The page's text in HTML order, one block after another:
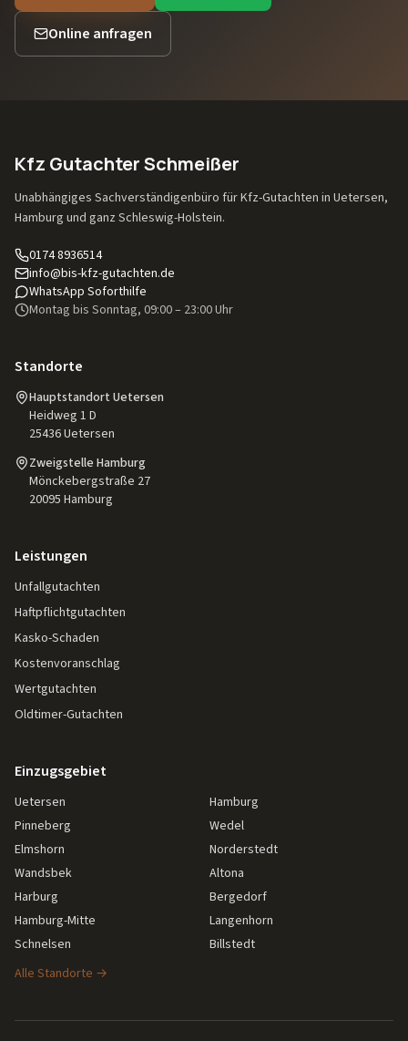
Online anfragen
Kfz Gutachter Schmeißer
Unabhängiges Sachverständigenbüro für Kfz-Gutachten in Uetersen,
Hamburg und ganz Schleswig-Holstein.
0174 8936514
info@bis-kfz-gutachten.de
WhatsApp Soforthilfe
Montag bis Sonntag, 09:00 – 23:00 Uhr
Standorte
Hauptstandort Uetersen
Heidweg 1 D
25436Uetersen
Zweigstelle Hamburg
Mönckebergstraße 27
20095 Hamburg
Leistungen
Unfallgutachten
Haftpflichtgutachten
Kasko-Schaden
Kostenvoranschlag
Wertgutachten
Oldtimer-Gutachten
Einzugsgebiet
Uetersen
Hamburg
Pinneberg
Wedel
Elmshorn
Norderstedt
Wandsbek
Altona
Harburg
Bergedorf
Hamburg-Mitte
Langenhorn
Schnelsen
Billstedt
Alle Standorte →